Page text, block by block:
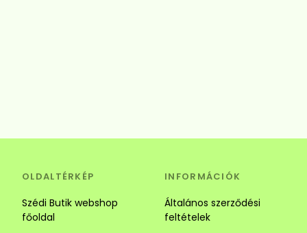
OLDALTÉRKÉP
Szédi Butik webshop
főoldal
INFORMÁCIÓK
Általános szerződési
feltételek